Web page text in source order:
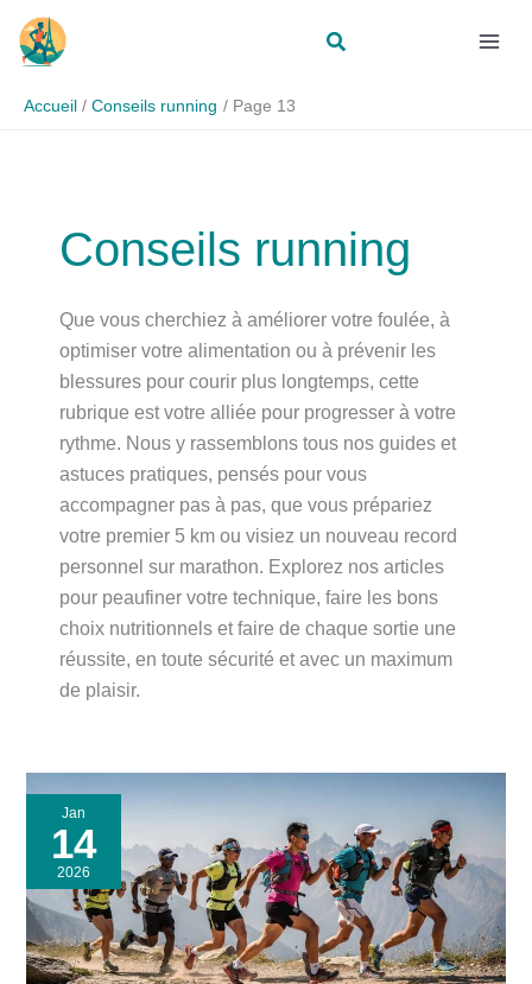
Accueil
Conseils running Page 13
Conseils running
Que vous cherchiez à améliorer votre foulée, à
optimiser votre alimentation ou à prévenir les
blessures pour courir plus longtemps, cette
rubrique est votre alliée pour progresser à votre
rythme. Nous y rassemblons tous nos guides et
astuces pratiques, pensés pour vous
accompagner pas à pas, que vous prépariez
votre premier 5 km ou visiez un nouveau record
personnel sur marathon. Explorez nos articles
pour peaufiner votre technique, faire les bons
choix nutritionnels et faire de chaque sortie une
réussite, en toute sécurité et avec un maximum
de plaisir.
Jan
14
2026
Rechercher